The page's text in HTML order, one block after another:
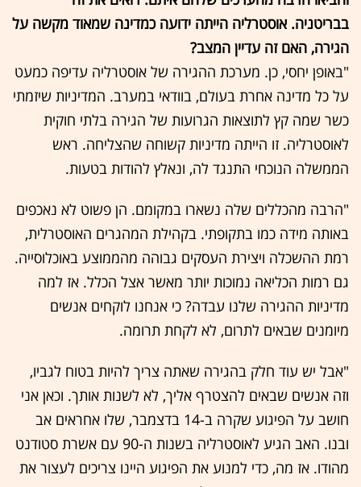
בבריטניה. אוסטרליה הייתה ידועה כמדינה שמאוד מקשה על
הגירה, האם זה עדיין המצב?
"באופן יחסי, כן. מערכת ההגירה של אוסטרליה עדיפה כמעט
על כל מדינה אחרת בעולם, בוודאי במערב. המדיניות שיזמתי
כשר שמה קץ לתוצאות הגרועות של הגירה בלתי חוקית
לאוסטרליה. זו הייתה מדיניות קשוחה שהצליחה. ראש
הממשלה הנוכחי התנגד לה, ונאלץ להודות בטעות.
"הרבה מהכללים שלה נשארו במקומם. הן פשוט לא נאכפים
באותה מידה כמו בתקופתי. בקהילת המהגרים האוסטרלית,
רמת ההשכלה ויצירת העסקים גבוהה מהממוצע באוכלוסייה.
גם רמות הכליאה נמוכות יותר מאשר אצל הכלל. אז למה
מדיניות ההגירה שלנו עבדה? כי אנחנו לוקחים אנשים
מיומנים שבאים לתרום, לא לקחת תרומה.
"אבל יש עוד חלק בהגירה שאתה צריך להיות בטוח לגביו,
וזה אנשים שבאים להצטרף אליך, לא לשנות אותך. וכאן אני
חושב על הפיגוע שקרה ב-14 בדצמבר, שלו אחראים אב
ובנו. האב הגיע לאוסטרליה בשנות ה-90 עם אשרת סטודנט
מהודו. אז מה, כדי למנוע את הפיגוע היינו צריכים לעצור את